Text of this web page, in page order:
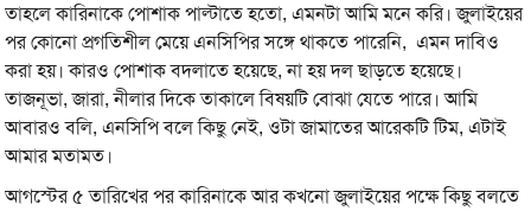
তাহলে কারিনাকে পোশাক পাল্টাতে হতো, এমনটা আমি মনে করি। জুলাইয়ের
পর কোনো প্রগতিশীল মেয়ে এনসিপির সঙ্গে থাকতে পারেনি, এমন দাবিও
করা হয়। কারও পোশাক বদলাতে হয়েছে, না হয় দল ছাড়তে হয়েছে।
তাজনূভা, জারা, নীলার দিকে তাকালে বিষয়টি বোঝা যেতে পারে। আমি
আবারও বলি, এনসিপি বলে কিছু নেই, ওটা জামাতের আরেকটি টিম, এটাই
আমার মতামত।
আগস্টের ৫ তারিখের পর কারিনাকে আর কখনো জুলাইয়ের পক্ষে কিছু বলতে